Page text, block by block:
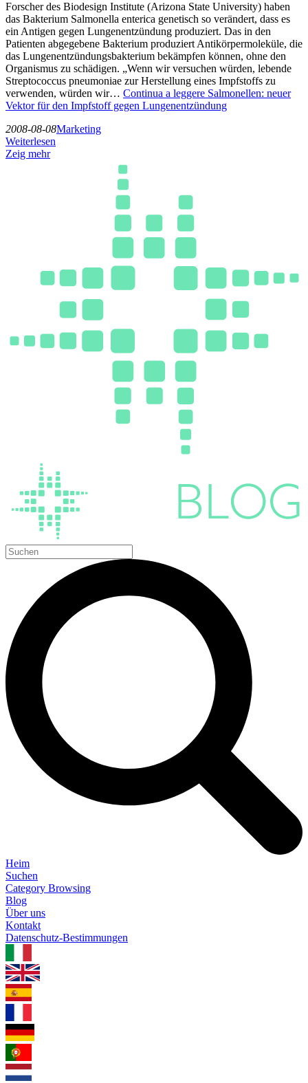
Forscher des Biodesign Institute (Arizona State University) haben
das Bakterium Salmonella enterica genetisch so verändert, dass es
ein Antigen gegen Lungenentzündung produziert. Das in den
Patienten abgegebene Bakterium produziert Antikörpermoleküle, die
das Lungenentzündungsbakterium bekämpfen können, ohne den
Organismus zu schädigen. „Wenn wir versuchen würden, lebende
Streptococcus pneumoniae zur Herstellung eines Impfstoffs zu
verwenden, würden wir… Continua a leggere Salmonellen: neuer
Vektor für den Impfstoff gegen Lungenentzündung
2008-08-08Marketing
Weiterlesen
Zeig mehr
Heim
Suchen
Category Browsing
Blog
Über uns
Kontakt
Datenschutz-Bestimmungen